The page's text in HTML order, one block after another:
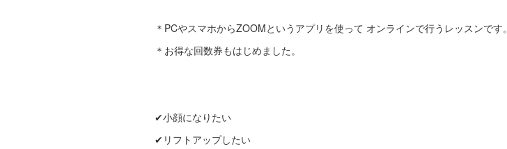
＊PCやスマホからZOOMというアプリを使って オンラインで行うレッスンです。
＊お得な回数券もはじめました。
✔︎小顔になりたい
✔︎リフトアップしたい